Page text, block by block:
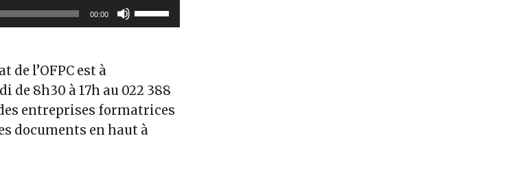
00:00
Utilisez
les
augmenter
ou
diminuer
de l’OFPC est à
8h30 à 17h au 022 388
entreprises formatrices
documents en haut à